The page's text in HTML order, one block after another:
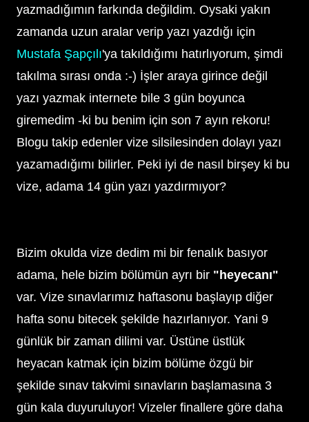
yazmadığımın farkında değildim. Oysaki yakın
zamanda uzun aralar verip yazı yazdığı için
Mustafa Şapçılı'ya takıldığımı hatırlıyorum, şimdi
takılma sırası onda :-) İşler araya girince değil
yazı yazmak internete bile 3 gün boyunca
giremedim -ki bu benim için son 7 ayın rekoru!
Blogu takip edenler vize silsilesinden dolayı yazı
yazamadığımı bilirler. Peki iyi de nasıl birşey ki bu
vize, adama 14 gün yazı yazdırmıyor?
Bizim okulda vize dedim mi bir fenalık basıyor
adama, hele bizim bölümün ayrı bir "heyecanı"
var. Vize sınavlarımız haftasonu başlayıp diğer
hafta sonu bitecek şekilde hazırlanıyor. Yani 9
günlük bir zaman dilimi var. Üstüne üstlük
heyacan katmak için bizim bölüme özgü bir
şekilde sınav takvimi sınavların başlamasına 3
gün kala duyuruluyor! Vizeler finallere göre daha